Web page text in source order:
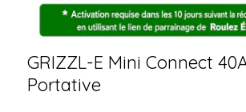
GRIZZL-E Mini Connect
Portative